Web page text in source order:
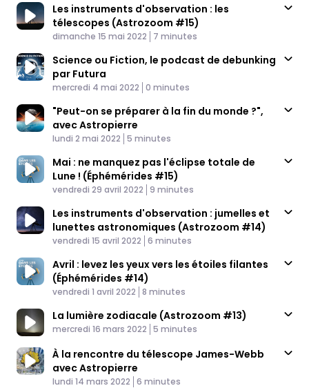
Les instruments d'observation : les
télescopes (Astrozoom #15)
Published At
dimanche 15 mai 2022 Time
7 minutes
Science ou Fiction, le podcast de debunking
par Futura
Published At
mercredi 4 mai 2022 Time
0 minutes
"Peut-on se préparer à la fin du monde ?",
avec Astropierre
Published At
lundi 2 mai 2022 Time
5 minutes
Mai : ne manquez pas l'éclipse totale de
Lune ! (Éphémérides #15)
Published At
vendredi 29 avril 2022 Time
9 minutes
Les instruments d'observation : jumelles et
lunettes astronomiques (Astrozoom #14)
Published At
vendredi 15 avril 2022 Time
6 minutes
Avril : levez les yeux vers les étoiles filantes
(Éphémérides #14)
Published At
vendredi 1 avril 2022 Time
8 minutes
La lumière zodiacale (Astrozoom #13)
Published At
mercredi 16 mars 2022 Time
5 minutes
À la rencontre du télescope James-Webb
avec Astropierre
Published At
lundi 14 mars 2022 Time
6 minutes